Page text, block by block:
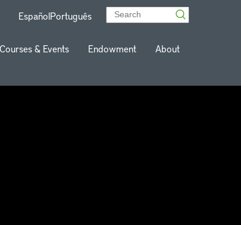
EspañolPortuguês
Courses & Events Endowment About